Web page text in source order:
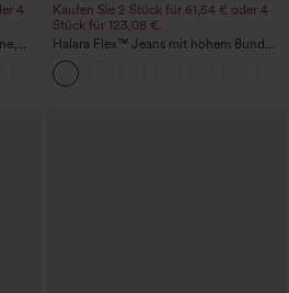
4
Kaufen Sie 2 Stück für 61,54 € oder 4
Stück für 123,08 €.
Halara Flex™ Jeans mit hohem Bund
und Taschen, gewaschener, lässiger
Bootcut